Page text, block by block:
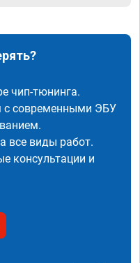
чип-тюнинга.
с современными ЭБУ
все виды работ.
консультации и